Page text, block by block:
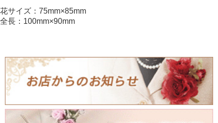
花サイズ：75mm×85mm
全長：100mm×90mm